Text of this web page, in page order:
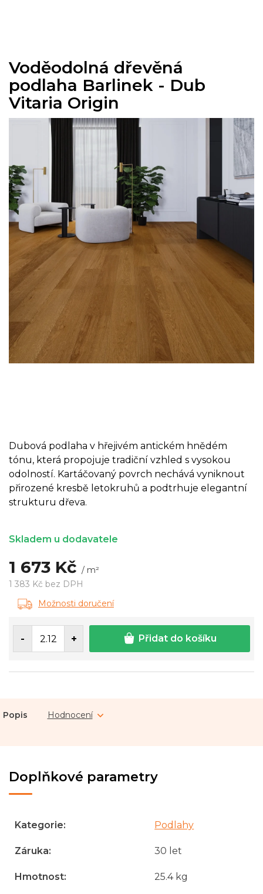
Voděodolná dřevěná
podlaha Barlinek - Dub
Vitaria Origin
1 673 Kč / m²
1 383 Kč bez DPH
Měrná
cena:
Skladem u dodavatele
Možnosti doručení
Přidat do košíku
Dubová podlaha v hřejivém antickém hnědém
tónu, která propojuje tradiční vzhled s vysokou
odolností. Kartáčovaný povrch nechává vyniknout
přirozené kresbě letokruhů a podtrhuje elegantní
strukturu dřeva.
Popis Hodnocení
Doplňkové parametry
Kategorie: Podlahy
Záruka: 30 let
Hmotnost: 25.4 kg